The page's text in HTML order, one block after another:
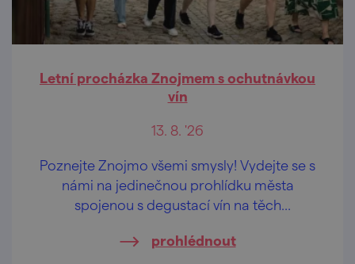
Letní procházka Znojmem s ochutnávkou
vín
13. 8. '26
Poznejte Znojmo všemi smysly! Vydejte se s
námi na jedinečnou prohlídku města
spojenou s degustací vín na těch
prohlédnout